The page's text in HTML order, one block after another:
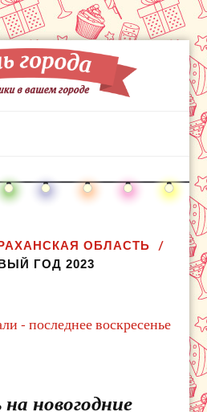
ОБЛАСТЬ
ГОД 2023
- последнее воскресенье
новогодние